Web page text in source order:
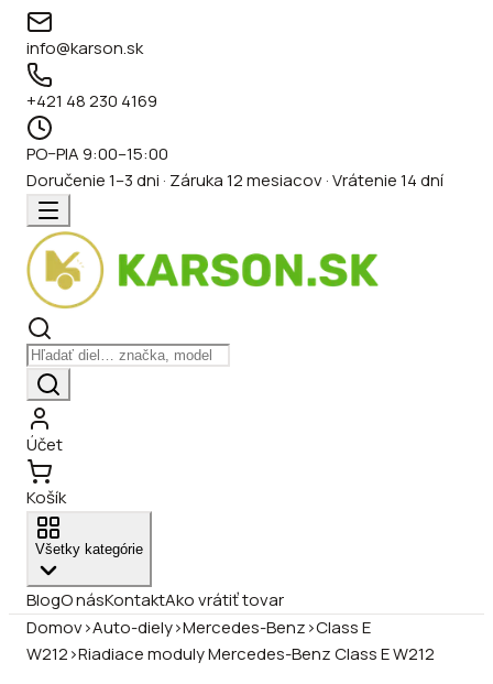
info@karson.sk
+421 48 230 4169
PO–PIA 9:00–15:00
Doručenie 1–3 dni · Záruka 12 mesiacov · Vrátenie 14 dní
Účet
Košík
Všetky kategórie
BlogO násKontaktAko vrátiť tovar
Domov›Auto-diely›Mercedes-Benz›Class E
W212›Riadiace moduly Mercedes-Benz Class E W212